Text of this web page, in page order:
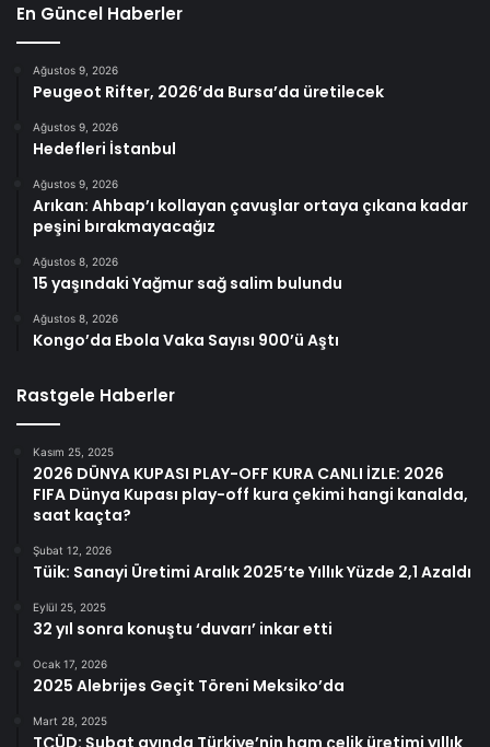
En Güncel Haberler
Ağustos 9, 2026
Peugeot Rifter, 2026’da Bursa’da üretilecek
Ağustos 9, 2026
Hedefleri İstanbul
Ağustos 9, 2026
Arıkan: Ahbap’ı kollayan çavuşlar ortaya çıkana kadar
peşini bırakmayacağız
Ağustos 8, 2026
15 yaşındaki Yağmur sağ salim bulundu
Ağustos 8, 2026
Kongo’da Ebola Vaka Sayısı 900’ü Aştı
Rastgele Haberler
Kasım 25, 2025
2026 DÜNYA KUPASI PLAY-OFF KURA CANLI İZLE: 2026
FIFA Dünya Kupası play-off kura çekimi hangi kanalda,
saat kaçta?
Şubat 12, 2026
Tüik: Sanayi Üretimi Aralık 2025’te Yıllık Yüzde 2,1 Azaldı
Eylül 25, 2025
32 yıl sonra konuştu ‘duvarı’ inkar etti
Ocak 17, 2026
2025 Alebrijes Geçit Töreni Meksiko’da
Mart 28, 2025
TÇÜD: Şubat ayında Türkiye’nin ham çelik üretimi yıllık